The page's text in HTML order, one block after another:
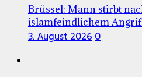
Brüssel: Mann stirbt
islamfeindlichem
3. August 20260